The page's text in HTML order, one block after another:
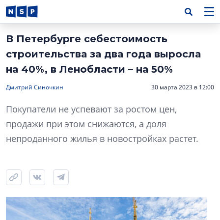
В Петербурге себестоимость
строительства за два года выросла
на 40%, в Ленобласти – на 50%
Дмитрий Синочкин 30 марта 2023 в 12:00
Покупатели не успевают за ростом цен,
продажи при этом снижаются, а доля
непроданного жилья в новостройках растет.